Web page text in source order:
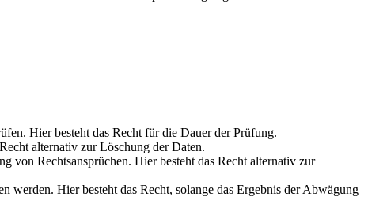
Hier besteht das Recht für die Dauer der Prüfung.
alternativ zur Löschung der Daten.
von Rechtsansprüchen. Hier besteht das Recht alternativ zur
werden. Hier besteht das Recht, solange das Ergebnis der Abwägung